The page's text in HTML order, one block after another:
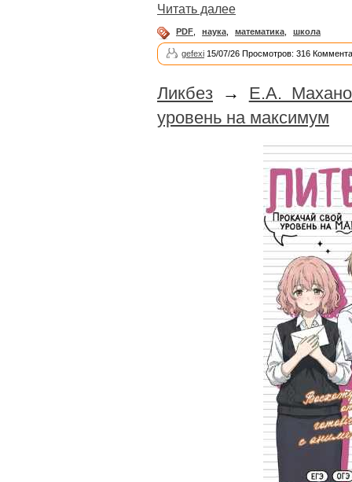
Читать далее
PDF, наука, математика, школа
gefexi 15/07/26 Просмотров: 316
Ликбез → Е.А.
уровень на максимум